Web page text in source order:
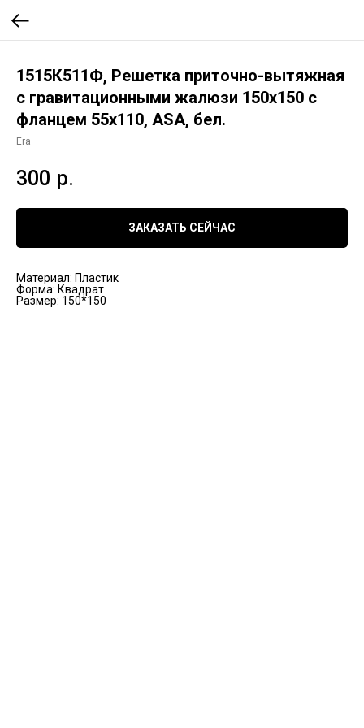
1515К511Ф, Решетка приточно-вытяжная
с гравитационными жалюзи 150х150 с
фланцем 55х110, ASA, бел.
Era
300 р.
ЗАКАЗАТЬ СЕЙЧАС
Материал: Пластик
Форма: Квадрат
Размер: 150*150